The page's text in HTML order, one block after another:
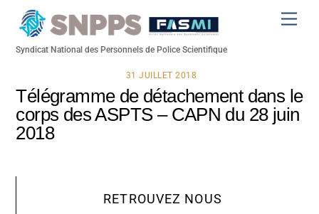
Syndicat National des Personnels de Police Scientifique
31 JUILLET 2018
Télégramme de détachement dans le
corps des ASPTS – CAPN du 28 juin
2018
RETROUVEZ NOUS